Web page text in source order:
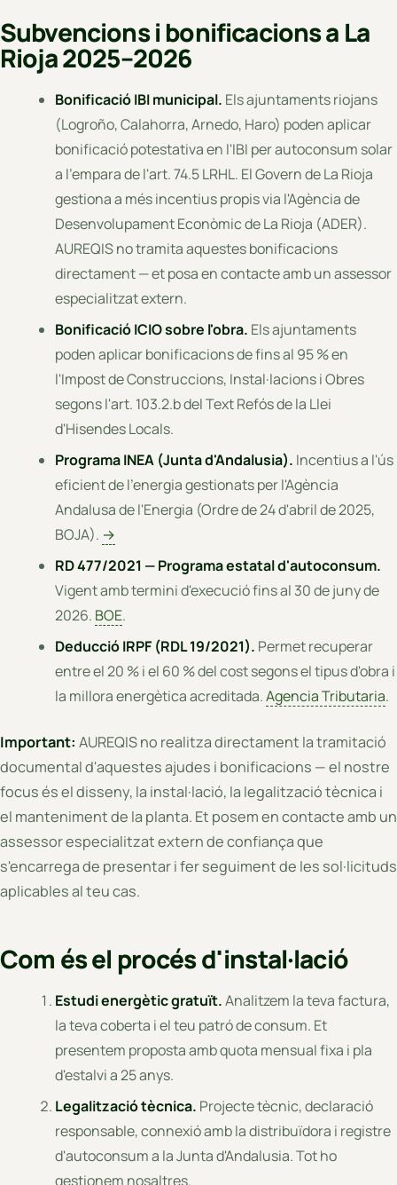
Subvencions i bonificacions a La
Rioja 2025–2026
Bonificació IBI municipal. Els ajuntaments riojans
(Logroño, Calahorra, Arnedo, Haro) poden aplicar
bonificació potestativa en l'IBI per autoconsum solar
a l'empara de l'art. 74.5 LRHL. El Govern de La Rioja
gestiona a més incentius propis via l'Agència de
Desenvolupament Econòmic de La Rioja (ADER).
AUREQIS no tramita aquestes bonificacions
directament — et posa en contacte amb un assessor
especialitzat extern.
Bonificació ICIO sobre l'obra. Els ajuntaments
poden aplicar bonificacions de fins al 95 % en
l'Impost de Construccions, Instal·lacions i Obres
segons l'art. 103.2.b del Text Refós de la Llei
d'Hisendes Locals.
Programa INEA (Junta d'Andalusia). Incentius a l'ús
eficient de l'energia gestionats per l'Agència
Andalusa de l'Energia (Ordre de 24 d'abril de 2025,
BOJA). →
RD 477/2021 — Programa estatal d'autoconsum.
Vigent amb termini d'execució fins al 30 de juny de
2026. BOE.
Deducció IRPF (RDL 19/2021). Permet recuperar
entre el 20 % i el 60 % del cost segons el tipus d'obra i
la millora energètica acreditada.Agencia Tributaria.
Important: AUREQIS no realitza directament la tramitació
documental d'aquestes ajudes i bonificacions — el nostre
focus és el disseny, la instal·lació, la legalització tècnica i
el manteniment de la planta. Et posem en contacte amb un
assessor especialitzat extern de confiança que
s'encarrega de presentar i fer seguiment de les sol·licituds
aplicables al teu cas.
Com és el procés d'instal·lació
Estudi energètic gratuït.Analitzem la teva factura,
la teva coberta i el teu patró de consum. Et
presentem proposta amb quota mensual fixa i pla
d'estalvi a 25 anys.
Legalització tècnica. Projecte tècnic, declaració
responsable, connexió amb la distribuïdora i registre
d'autoconsum a la Junta d'Andalusia. Tot ho
gestionem nosaltres.